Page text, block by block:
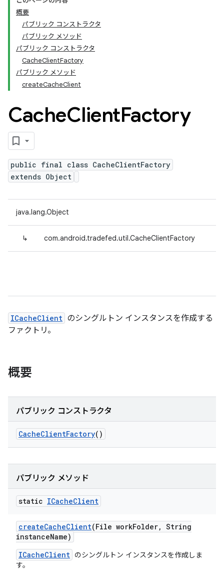
概要
パブリック コンストラクタ
パブリック メソッド
パブリック コンストラクタ
CacheClientFactory
パブリック メソッド
createCacheClient
CacheClientFactory
public final class CacheClientFactory
extends Object
java.lang.Object
↳ com.android.tradefed.util.CacheClientFactory
ICacheClient のシングルトン インスタンスを作成する
ファクトリ。
概要
パブリック コンストラクタ
CacheClientFactory()
パブリック メソッド
static ICacheClient
createCacheClient(File workFolder, String
instanceName)
ICacheClient のシングルトン インスタンスを作成しま
す。